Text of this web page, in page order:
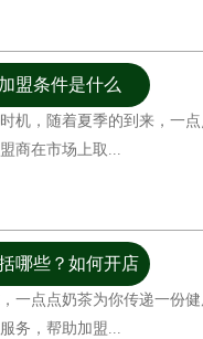
盟条件是什么
机，随着夏季的到来，一
商在市场上取...
哪些？如何开店
一点点奶茶为你传递一份
务，帮助加盟...